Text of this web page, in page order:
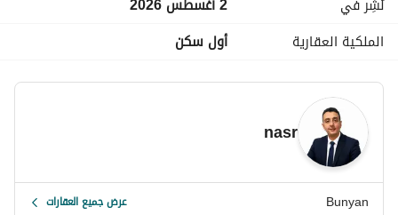
نُشِر في
2 أغسطس 2026
الملكية العقارية
أول سكن
nasr
Bunyan عرض جميع العقارات